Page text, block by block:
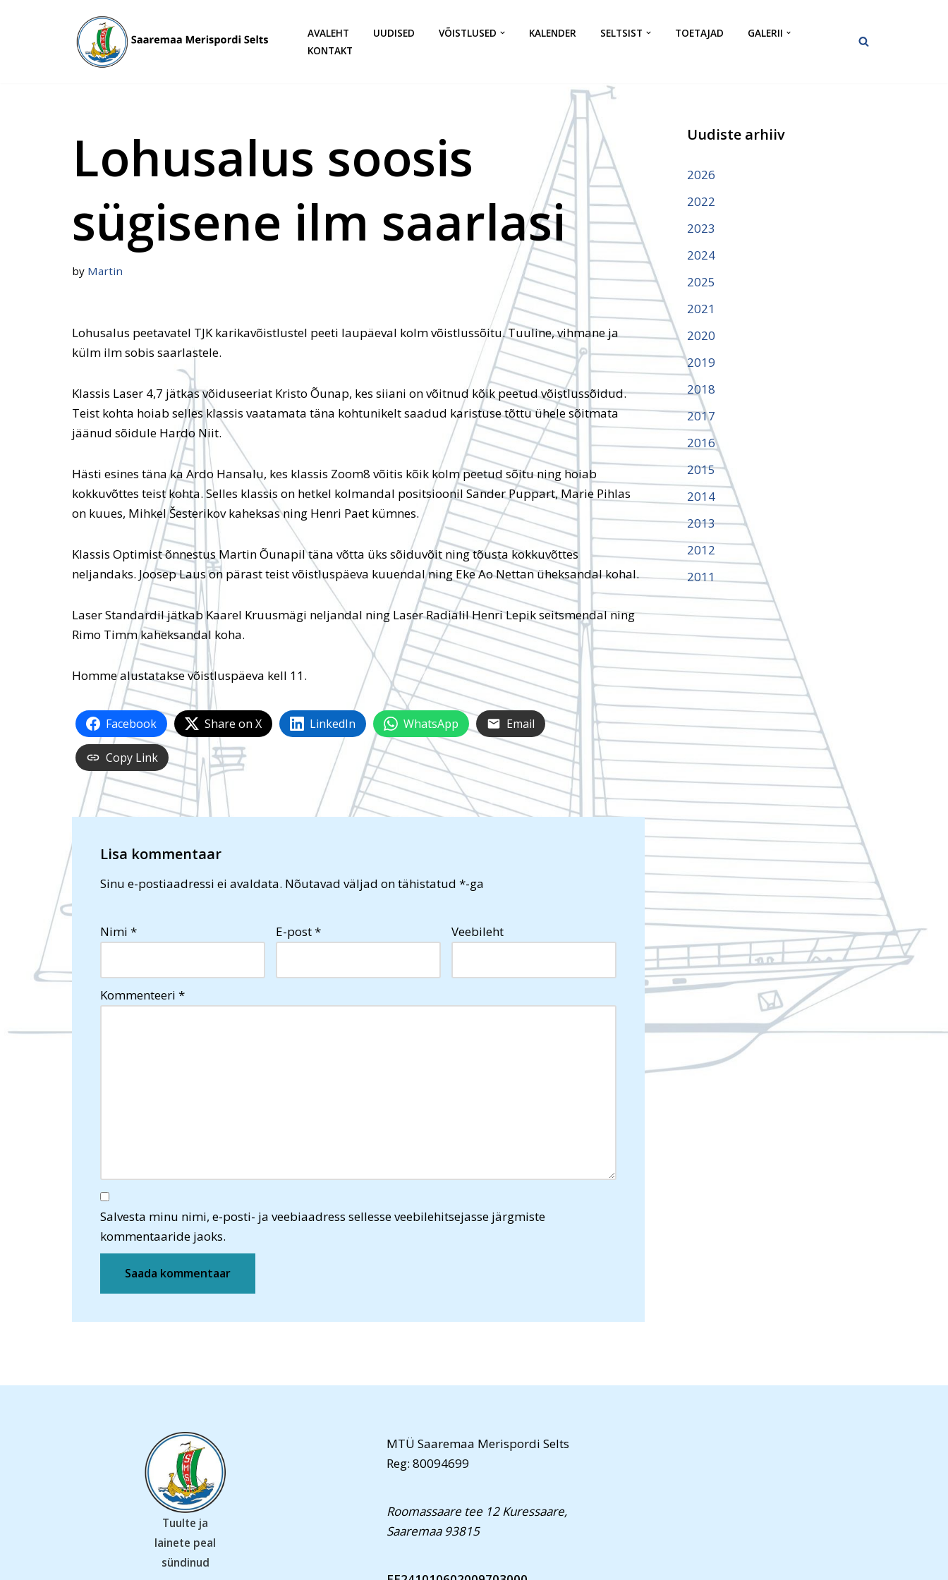
AVALEHT UUDISED VÕISTLUSED KALENDER SELTSIST TOETAJAD
GALERII
KONTAKT
Lohusalus soosis
sügisene ilm saarlasi
by Martin
Lohusalus peetavatel TJK karikavõistlustel peeti laupäeval kolm võistlussõitu. Tuuline, vihmane ja
külm ilm sobis saarlastele.
Klassis Laser 4,7 jätkas võiduseeriat Kristo Õunap, kes siiani on võitnud kõik peetud võistlussõidud.
Teist kohta hoiab selles klassis vaatamata täna kohtunikelt saadud karistuse tõttu ühele sõitmata
jäänud sõidule Hardo Niit.
Hästi esines täna ka Ardo Hansalu, kes klassis Zoom8 võitis kõik kolm peetud sõitu ning hoiab
kokkuvõttes teist kohta. Selles klassis on hetkel kolmandal positsioonil Sander Puppart, Marie Pihlas
on kuues, Mihkel Šesterikov kaheksas ning Henri Paet kümnes.
Klassis Optimist õnnestus Martin Õunapil täna võtta üks sõiduvõit ning tõusta kokkuvõttes
neljandaks. Joosep Laus on pärast teist võistluspäeva kuuendal ning Eke Ao Nettan üheksandal kohal.
Laser Standardil jätkab Kaarel Kruusmägi neljandal ning Laser Radialil Henri Lepik seitsmendal ning
Rimo Timm kaheksandal koha.
Homme alustatakse võistluspäeva kell 11.
Facebook Share on X LinkedIn WhatsApp Email
Copy Link
Lisa kommentaar
Sinu e-postiaadressi ei avaldata. Nõutavad väljad on tähistatud *-ga
Nimi * E-post* Veebileht
Kommenteeri *
Salvesta minu nimi, e-posti- ja veebiaadress sellesse veebilehitsejasse järgmiste
kommentaaride jaoks.
Uudiste arhiiv
2026
2022
2023
2024
2025
2021
2020
2019
2018
2017
2016
2015
2014
2013
2012
2011
Tuulte ja
lainete peal
sündinud
MTÜ Saaremaa Merispordi Selts
Reg: 80094699
Roomassaare tee 12 Kuressaare,
Saaremaa 93815